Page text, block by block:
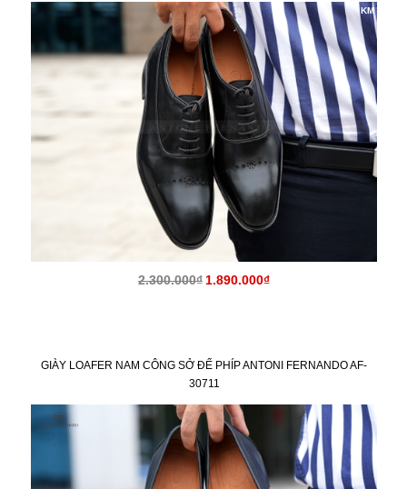
KM
2.300.000₫ 1.890.000₫
GIÀY LOAFER NAM CÔNG SỞ ĐẾ PHÍP ANTONI FERNANDO AF-
30711